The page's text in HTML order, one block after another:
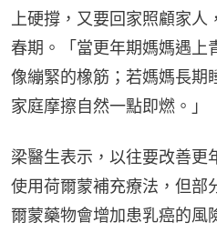
上硬撐，又要回家照顧家
春期。「當更年期媽媽遇上
像繃緊的橡筋；若媽媽長期
家庭摩擦自然一點即燃。」
梁醫生表示，以往要改善更
使用荷爾蒙補充療法，但部
爾蒙藥物會增加患乳癌的風